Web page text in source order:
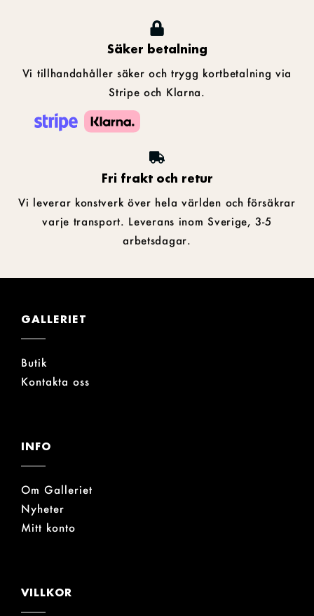
Säker betalning
Vi tillhandahåller säker och trygg kortbetalning via
Stripe och Klarna.
Fri frakt och retur
Vi leverar konstverk över hela världen och försäkrar
varje transport. Leverans inom Sverige, 3-5
arbetsdagar.
GALLERIET
Butik
Kontakta oss
INFO
Om Galleriet
Nyheter
Mitt konto
VILLKOR